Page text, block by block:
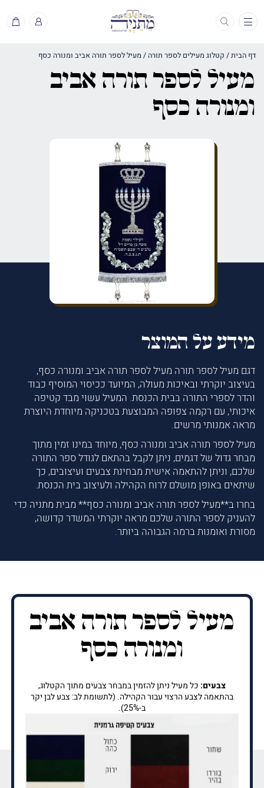
תפריט
דף הבית/ קטלוג מעילים לספר תורה / מעיל לספר תורה אביב ומנורה כסף
מעיל לספר תורה אביב
ומנורה כסף
מידע על המוצר
דגם מעיל לספר תורה מעיל לספר תורה אביב ומנורה כסף,
בעיצוב יוקרתי ובאיכות מעולה, המיועד ככיסוי המוסיף כבוד
והדר לספרי התורה בבית הכנסת. המעיל עשוי מבד קטיפה
איכותי, עם רקמה צפופה המבוצעת בטכניקה מיוחדת היוצרת
מראה אמנותי מרשים.
מעיל לספר תורה אביב ומנורה כסף, מיוחד במינו זמין מתוך
מבחר גדול של דגמים, ניתן לקבל בהתאם לגודל ספר התורה
שלכם, וניתן להתאמה אישית מבחינת צבעים ועיצובים, כך
שיתאים באופן מושלם לרוח הקהילה ולעיצוב בית הכנסת.
בחרו ב**מעיל לספר תורה אביב ומנורה כסף** מבית מתניה כדי
להעניק לספר התורה שלכם מראה יוקרתי המשדר קדושה,
מסורת ואומנות ברמה הגבוהה ביותר.
מעיל לספר תורה אביב
ומנורה כסף
צבעים: כל מעיל ניתן להזמין במבחר צבעים מתוך הקטלוג,
בהתאמה לצבע הרצוי עבור הקהילה. (לתשומת לב: צבע לבן יקר
ב-25%).